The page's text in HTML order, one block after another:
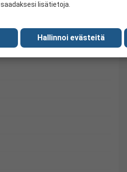
saadaksesi lisätietoja.
Hallinnoi evästeitä